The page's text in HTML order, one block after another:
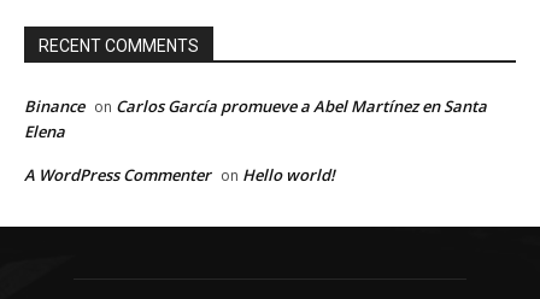
RECENT COMMENTS
Binance on Carlos García promueve a Abel Martínez en Santa
Elena
A WordPress Commenter on Hello world!